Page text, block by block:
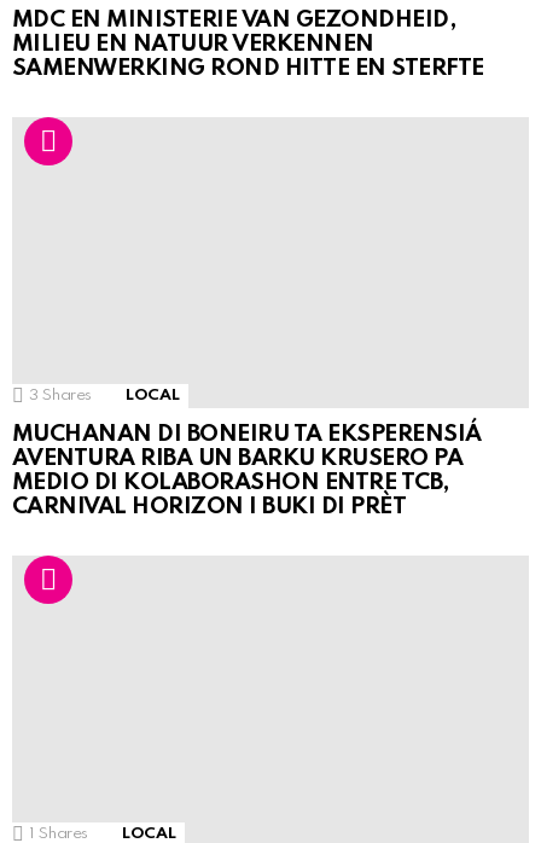
MDC EN MINISTERIE VAN GEZONDHEID,
MILIEU EN NATUUR VERKENNEN
SAMENWERKING ROND HITTE EN STERFTE
3 Shares LOCAL
MUCHANAN DI BONEIRU TA EKSPERENSIÁ
AVENTURA RIBA UN BARKU KRUSERO PA
MEDIO DI KOLABORASHON ENTRE TCB,
CARNIVAL HORIZON I BUKI DI PRÈT
Shares LOCAL